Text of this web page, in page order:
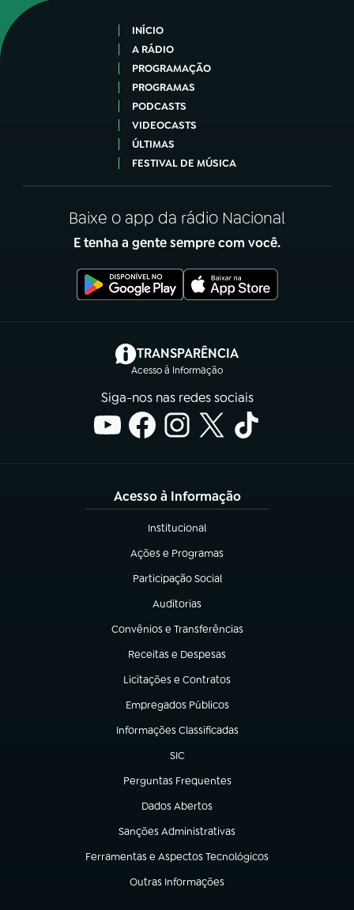
INÍCIO
A RÁDIO
PROGRAMAÇÃO
PROGRAMAS
PODCASTS
VIDEOCASTS
ÚLTIMAS
FESTIVAL DE MÚSICA
Baixe o app da rádio Nacional
E tenha a gente sempre com você.
TRANSPARÊNCIA
Acesso à Informação
(abre em nova aba)
Siga-nos nas redes sociais
Acesso à Informação
Institucional
(abre em nova aba)
Ações e Programas
(abre em nova aba)
Participação Social
(abre em nova aba)
Auditorias
(abre em nova aba)
Convênios e Transferências
(abre em nova aba)
Receitas e Despesas
(abre em nova aba)
Licitações e Contratos
(abre em nova aba)
Empregados Públicos
(abre em nova aba)
Informações Classificadas
(abre em nova aba)
SIC
(abre em nova aba)
Perguntas Frequentes
(abre em nova aba)
Dados Abertos
(abre em nova aba)
Sanções Administrativas
(abre em nova aba)
Ferramentas e Aspectos Tecnológicos
(abre em nova aba)
Outras Informações
(abre em nova aba)